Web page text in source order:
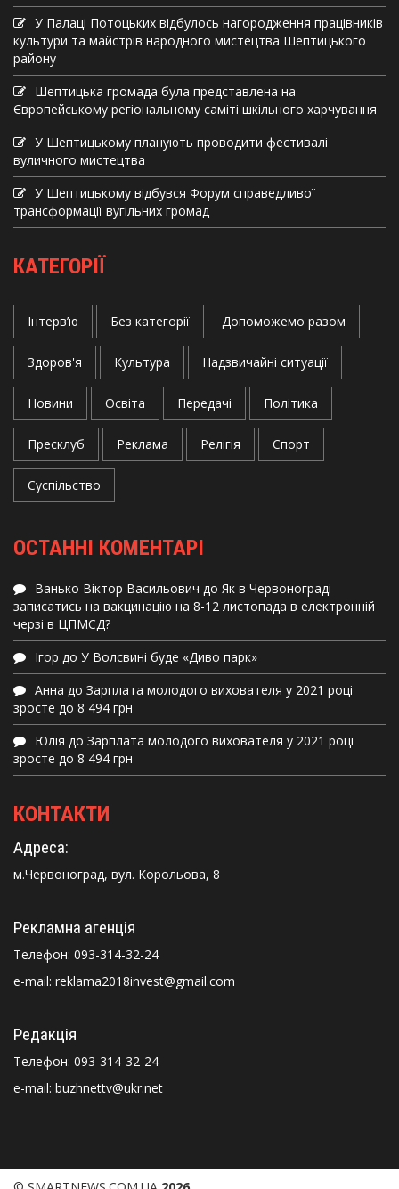
У Палаці Потоцьких відбулось нагородження працівників
культури та майстрів народного мистецтва Шептицького
району
Шептицька громада була представлена на
Європейському регіональному саміті шкільного харчування
У Шептицькому планують проводити фестивалі
вуличного мистецтва
У Шептицькому відбувся Форум справедливої
трансформації вугільних громад
КАТЕГОРІЇ
Інтерв’ю Без категорії Допоможемо разом
Здоров'я Культура Надзвичайні ситуації
Новини Освіта Передачі Політика
Пресклуб Реклама Релігія Спорт
Суспільство
ОСТАННІ КОМЕНТАРІ
Ванько Віктор Васильович до Як в Червонограді
записатись на вакцинацію на 8-12 листопада в електронній
черзі в ЦПМСД?
Ігор до У Волсвині буде «Диво парк»
Анна до Зарплата молодого вихователя у 2021 році
зросте до 8 494 грн
Юлія до Зарплата молодого вихователя у 2021 році
зросте до 8 494 грн
КОНТАКТИ
Адреса:
м.Червоноград, вул. Корольова, 8
Рекламна агенція
Телефон: 093-314-32-24
e-mail: reklama2018invest@gmail.com
Редакція
Телефон: 093-314-32-24
e-mail: buzhnettv@ukr.net